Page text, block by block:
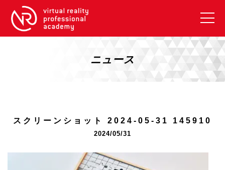
VRアカデミーとは
【2026年10月】ARエキスパートコース
【2026年10月】XRプロフェッショナル
ニュース
スクリーンショット 2024-05-31 145910
2024/05/31